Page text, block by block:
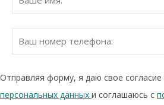
Отправляя форму, я даю свое
персональных данных и соглашаюсь с